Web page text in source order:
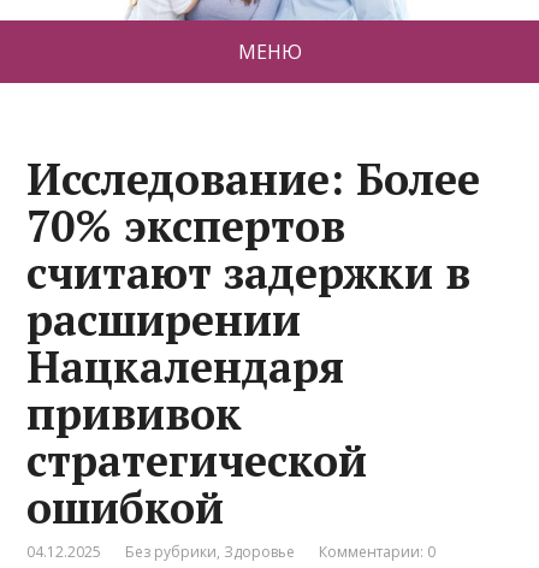
МЕНЮ
Исследование: Более
70% экспертов
считают задержки в
расширении
Нацкалендаря
прививок
стратегической
ошибкой
04.12.2025 Без рубрики, Здоровье Комментарии: 0